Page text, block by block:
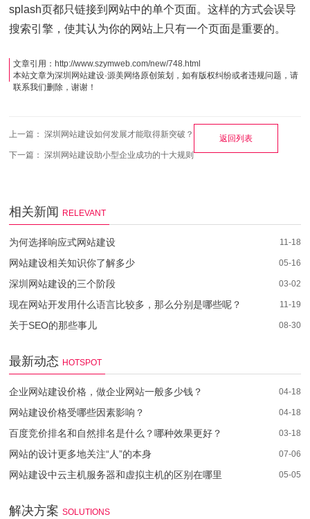
splash页都只链接到网站中的单个页面。这样的方式会误导
搜索引擎，使其认为你的网站上只有一个页面是重要的。
文章引用： http://www.szymweb.com/new/748.html
本站文章为深圳网站建设·源美网络原创策划，如有版权纠纷或者违规问题，请
联系我们删除，谢谢！
上一篇：深圳网站建设如何发展才能取得新突破？
下一篇：深圳网站建设助小型企业成功的十大规则
返回列表
相关新闻 RELEVANT
为何选择响应式网站建设 11-18
网站建设相关知识你了解多少 05-16
深圳网站建设的三个阶段 03-02
现在网站开发用什么语言比较多，那么分别是哪些呢？ 11-19
关于SEO的那些事儿 08-30
最新动态 HOTSPOT
企业网站建设价格，做企业网站一般多少钱？ 04-18
网站建设价格受哪些因素影响？ 04-18
百度竞价排名和自然排名是什么？哪种效果更好？ 03-18
网站的设计更多地关注“人”的本身 07-06
网站建设中云主机服务器和虚拟主机的区别在哪里 05-05
解决方案 SOLUTIONS